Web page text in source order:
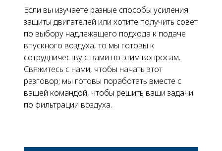
Если вы изучаете разные способы усиления
защиты двигателей или хотите получить совет
по выбору надлежащего подхода к подаче
впускного воздуха, то мы готовы к
сотрудничеству с вами по этим вопросам.
Свяжитесь с нами, чтобы начать этот
разговор; мы готовы поработать вместе с
вашей командой, чтобы решить ваши задачи
по фильтрации воздуха.